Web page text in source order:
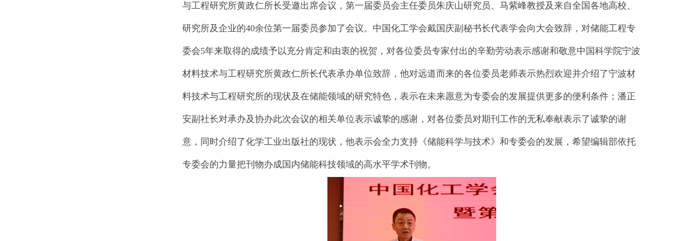
与工程研究所黄政仁所长受邀出席会议，第一届委员会主任委员朱庆山研究员、马紫峰教授及来自全国各地高校、
研究所及企业的40余位第一届委员参加了会议。中国化工学会戴国庆副秘书长代表学会向大会致辞，对储能工程专
委会5年来取得的成绩予以充分肯定和由衷的祝贺，对各位委员专家付出的辛勤劳动表示感谢和敬意中国科学院宁波
材料技术与工程研究所黄政仁所长代表承办单位致辞，他对远道而来的各位委员老师表示热烈欢迎并介绍了宁波材
料技术与工程研究所的现状及在储能领域的研究特色，表示在未来愿意为专委会的发展提供更多的便利条件；潘正
安副社长对承办及协办此次会议的相关单位表示诚挚的感谢，对各位委员对期刊工作的无私奉献表示了诚挚的谢
意，同时介绍了化学工业出版社的现状，他表示会全力支持《储能科学与技术》和专委会的发展，希望编辑部依托
专委会的力量把刊物办成国内储能科技领域的高水平学术刊物。